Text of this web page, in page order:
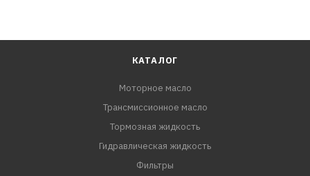
КАТАЛОГ
Моторное масло
Трансмиссионное масло
Тормозная жидкость
Гидравлическая жидкость
Фильтры